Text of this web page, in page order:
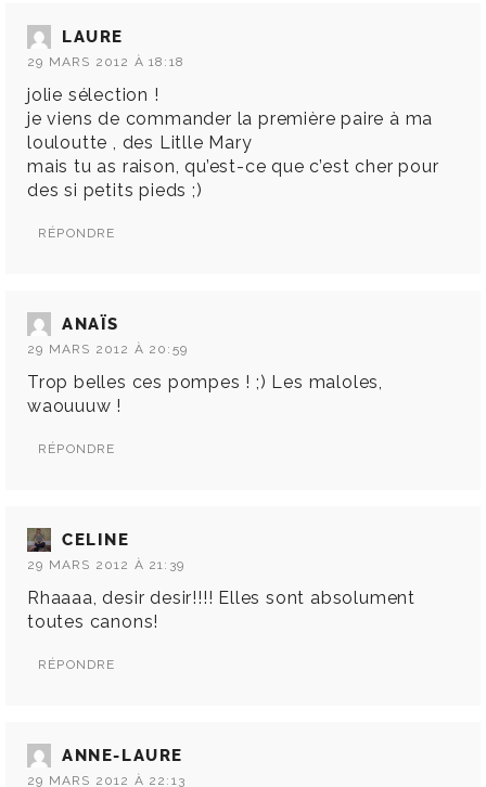
LAURE
29 MARS 2012 À 18:18
jolie sélection !
je viens de commander la première paire à ma
louloutte , des Litlle Mary
mais tu as raison, qu’est-ce que c’est cher pour
des si petits pieds ;)
RÉPONDRE
ANAÏS
29 MARS 2012 À 20:59
Trop belles ces pompes ! ;) Les maloles,
waouuuw !
RÉPONDRE
CELINE
29 MARS 2012 À 21:39
Rhaaaa, desir desir!!!! Elles sont absolument
toutes canons!
RÉPONDRE
ANNE-LAURE
29 MARS 2012 À 22:13